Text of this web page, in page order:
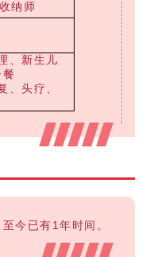
纳师
、新生儿
、头疗、
今已有1年时间。